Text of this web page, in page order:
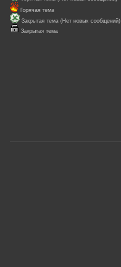
Горячая тема
Закрытая тема (Нет новых сообщений)
Закрытая тема